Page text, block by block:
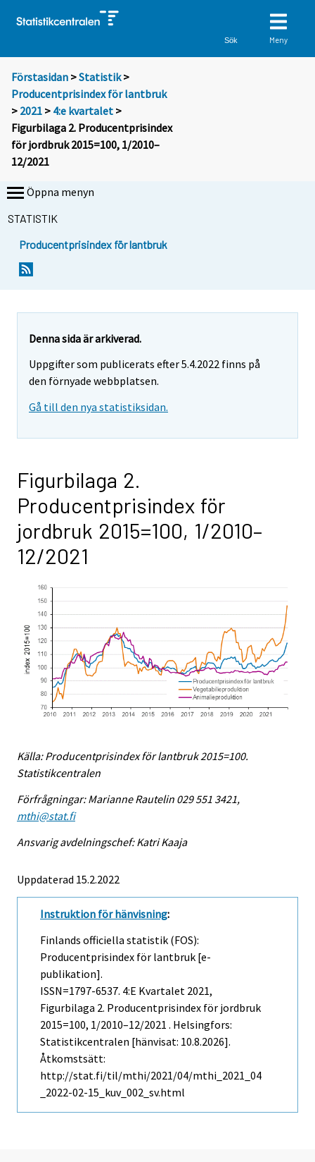
Sök Meny
Förstasidan >Statistik >
Producentprisindex för lantbruk
> 2021 > 4:e kvartalet >
Figurbilaga 2. Producentprisindex
för jordbruk 2015=100, 1/2010–
12/2021
Öppna menyn
STATISTIK
Producentprisindex för lantbruk
Denna sida är arkiverad.
Uppgifter som publicerats efter 5.4.2022 finns på
den förnyade webbplatsen.
Gå till den nya statistiksidan.
Figurbilaga 2.
Producentprisindex för
jordbruk 2015=100, 1/2010–
12/2021
Källa: Producentprisindex för lantbruk 2015=100.
Statistikcentralen
Förfrågningar: Marianne Rautelin 029 551 3421,
mthi@stat.fi
Ansvarig avdelningschef: Katri Kaaja
Uppdaterad 15.2.2022
Instruktion för hänvisning:
Finlands officiella statistik (FOS):
Producentprisindex för lantbruk [e-
publikation].
ISSN=1797-6537. 4:e Kvartalet 2021,
Figurbilaga 2. Producentprisindex för jordbruk
2015=100, 1/2010–12/2021 . Helsingfors:
Statistikcentralen [hänvisat: 10.8.2026].
Åtkomstsätt:
http://stat.fi/til/mthi/2021/04/mthi_2021_04
_2022-02-15_kuv_002_sv.html